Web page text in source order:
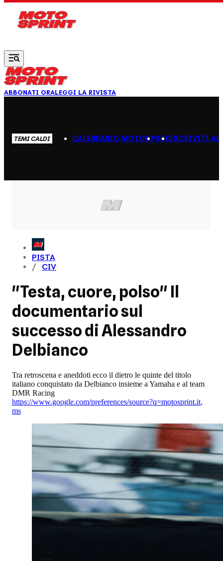
ABBONATI ORALEGGI LA RIVISTA
TEMI CALDI CALENDARIO MOTOGPSBKISCRIVITI AL
PISTA
CIV
"Testa, cuore, polso" Il
documentario sul
successo di Alessandro
Delbianco
Tra retroscena e aneddoti ecco il dietro le quinte del titolo
italiano conquistato da Delbianco insieme a Yamaha e al team
DMR Racing
https://www.google.com/preferences/source?q=motosprint.it,
ms